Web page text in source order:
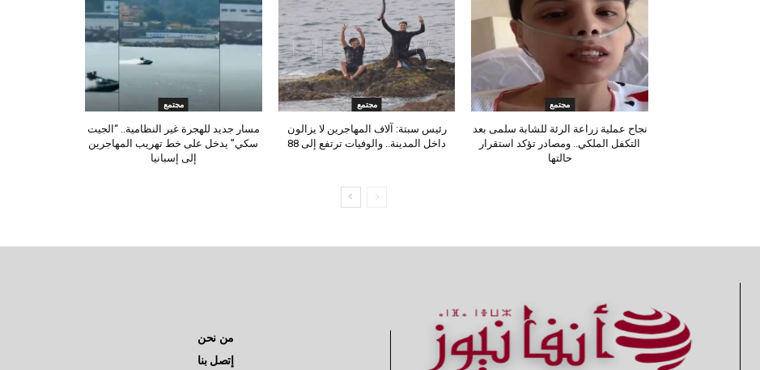
مجتمع
نجاح عملية زراعة الرئة للشابة سلمى بعد
التكفل الملكي.. ومصادر تؤكد استقرار
حالتها
مجتمع
رئيس سبتة: آلاف المهاجرين لا يزالون
داخل المدينة.. والوفيات ترتفع إلى 88
مجتمع
مسار جديد للهجرة غير النظامية.. “الجيت
سكي” يدخل على خط تهريب المهاجرين
إلى إسبانيا
من نحن
إتصل بنا